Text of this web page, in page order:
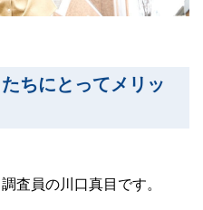
ちにとってメリッ
査員の川口真目です。